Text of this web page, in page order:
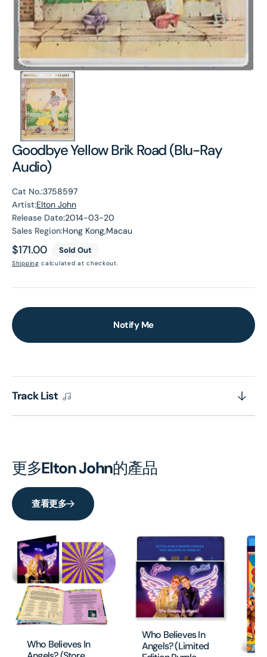
Goodbye Yellow Brik Road (Blu-Ray
Audio)
Cat No.:3758597
Artist:Elton John
Release Date:2014-03-20
Sales Region:Hong Kong,Macau
Regular
price
$171.00 Sold Out
Shipping calculated at checkout.
Notify Me
Track List
更多Elton John的產品
查看更多
Who Believes In
Who Believes In
Angels? (Limited